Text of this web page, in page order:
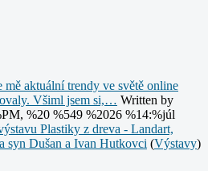
mě aktuální trendy ve světě online
Všiml jsem si,… Written by
%20 %549 %2026 %14:%júl
Plastiky z dreva - Landart,
syn Dušan a Ivan Hutkovci (Výstavy)